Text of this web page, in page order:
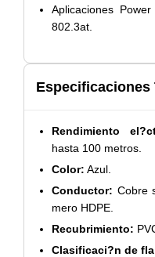
Aplicaciones
802.3at.
Especificaciones
Rendimiento
hasta 100 metros.
Color: Azul.
Conductor: Cobre
mero HDPE.
Recubrimiento:
Clasificaci?n de